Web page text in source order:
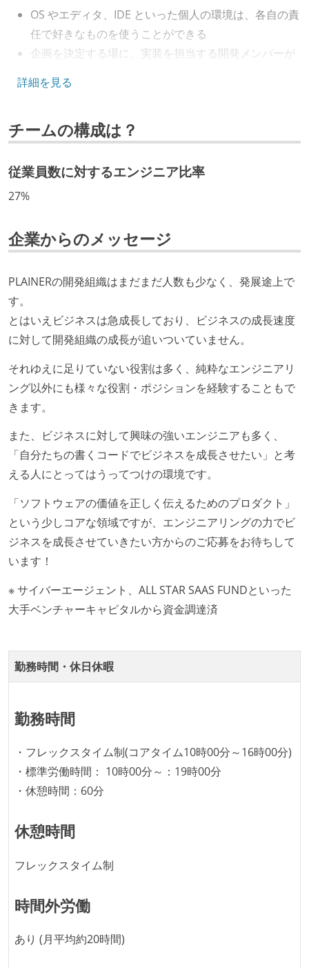
OS やエディタ、IDE といった個人の環境は、各自の責
任で好きなものを使うことができる
企画を決定する場に、実装を担当する開発メンバーが
タスクの見積もりは、実装を担当するメンバーが中心
全体のスケジュール管理は、途中の成果を随時確認し
で行う
コード品質向上のための取り組み
本番にデプロイされるコードには、全てコードレビュ
「リファクタリングは随時行われるべき」という価値
観をメンバー全員が共有しており、日常的に実施して
何らかのコーディング規約をチーム全体で遵守するよ
うにしている
テストの実施度
ほとんどのプロダクトコードに単体テストを記述、実
施している
アジャイル実践状況
イテレーションの最後などに、定期的にチームでふり
かえりミーティングを行っている
継続的なデプロイ（デリバリー）を行っている
ワークフローの整備
各メンバーが実装したコードのマージは Pull Request
ベースで行われる
ビルド、自動デプロイ環境が整備されている
オープンな情報共有
KPI などチームの目標・実績値について、メンバーの
誰もがいつでも閲覧可能になっている
レッジの共有を積極的に行っている（属人性を減らす
フレックスタイム制または裁量労働制を採用している
職業安定法に対応する記載事項
詳細を見る
チームの構成は？
従業員数に対するエンジニア比率
27%
企業からのメッセージ
PLAINERの開発組織はまだまだ人数も少なく、発展途上で
す。
とはいえビジネスは急成長しており、ビジネスの成長速度
に対して開発組織の成長が追いついていません。
それゆえに足りていない役割は多く、純粋なエンジニアリ
ング以外にも様々な役割・ポジションを経験することもで
きます。
また、ビジネスに対して興味の強いエンジニアも多く、
「自分たちの書くコードでビジネスを成長させたい」と考
える人にとってはうってつけの環境です。
「ソフトウェアの価値を正しく伝えるためのプロダクト」
という少しコアな領域ですが、エンジニアリングの力でビ
ジネスを成長させていきたい方からのご応募をお待ちして
います！
※ サイバーエージェント、ALL STAR SAAS FUNDといった
大手ベンチャーキャピタルから資金調達済
勤務時間・休日休暇
勤務時間
・フレックスタイム制(コアタイム10時00分～16時00分)
・標準労働時間： 10時00分～：19時00分
・休憩時間：60分
休憩時間
フレックスタイム制
時間外労働
あり (月平均約20時間)